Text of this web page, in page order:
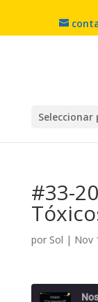
Seleccionar
#33-
por Sol | Nov